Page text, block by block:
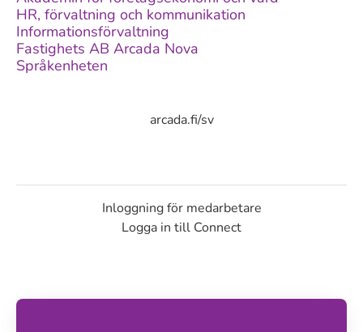
HR, förvaltning och kommunikation
Informationsförvaltning
Fastighets AB Arcada Nova
Språkenheten
arcada.fi/sv
Inloggning för medarbetare
Logga in till Connect